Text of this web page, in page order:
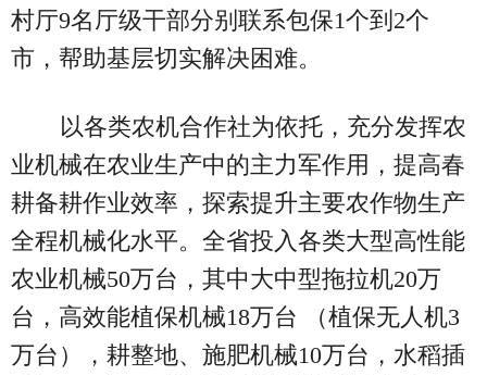
村厅9名厅级干部分别联系包保1个到2个
市，帮助基层切实解决困难。
以各类农机合作社为依托，充分发挥农
业机械在农业生产中的主力军作用，提高春
耕备耕作业效率，探索提升主要农作物生产
全程机械化水平。全省投入各类大型高性能
农业机械50万台，其中大中型拖拉机20万
台，高效能植保机械18万台 （植保无人机3
万台），耕整地、施肥机械10万台，水稻插